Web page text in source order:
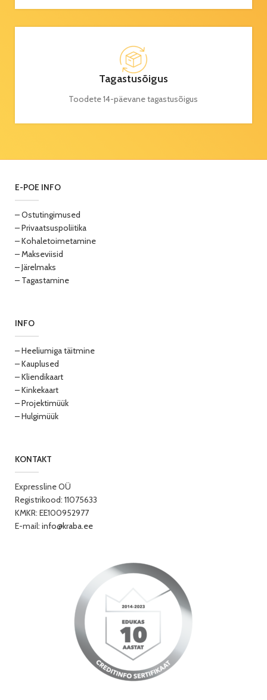
Tagastusõigus
Toodete 14-päevane tagastusõigus
E-POE INFO
– Ostutingimused
– Privaatsuspoliitika
– Kohaletoimetamine
– Makseviisid
– Järelmaks
– Tagastamine
INFO
– Heeliumiga täitmine
– Kauplused
– Kliendikaart
– Kinkekaart
– Projektimüük
– Hulgimüük
KONTAKT
Expressline OÜ
Registrikood: 11075633
KMKR: EE100952977
E-mail: info@kraba.ee